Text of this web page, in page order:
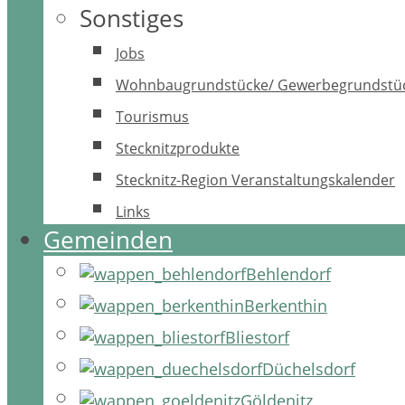
Sonstiges
Jobs
Wohnbaugrundstücke/
Tourismus
Stecknitzprodukte
Stecknitz-Region Veranstaltungskalender
Links
Gemeinden
Behlendorf
Berkenthin
Bliestorf
Düchelsdorf
Göldenitz